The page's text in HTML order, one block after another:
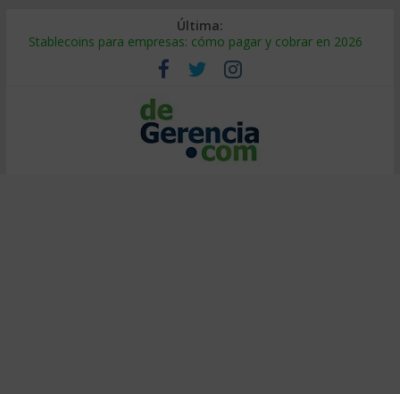
Última:
Stablecoins para empresas: cómo pagar y cobrar en 2026
Despido silencioso: qué es y por qué sale tan caro
IA en selección de personal: cómo auditarla a tiempo
Trabajo forzoso en la cadena de suministro: qué hacer
Mercado hispano de EE. UU.: cómo segmentarlo y venderle